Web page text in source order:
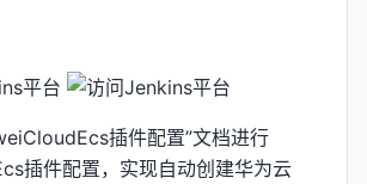
平台
插件配置”文档进行
插件配置，实现自动创建华为云